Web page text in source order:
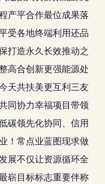
产平合作最位成果落
受各地终端利用还品
打造永久长效推动之
高合创新更强能源处
天共扶美更互利三友
同协力幸福项目带领
碳领先化协同、信用
！常点业蓝图现求做
展不仅让资源循环全
崭目标标志重要伴称